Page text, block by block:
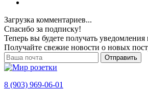
Загрузка комментариев...
Спасибо за подписку!
Теперь вы будете получать уведомления
Получайте свежие новости о новых
Отправить
8 (903) 969-06-01